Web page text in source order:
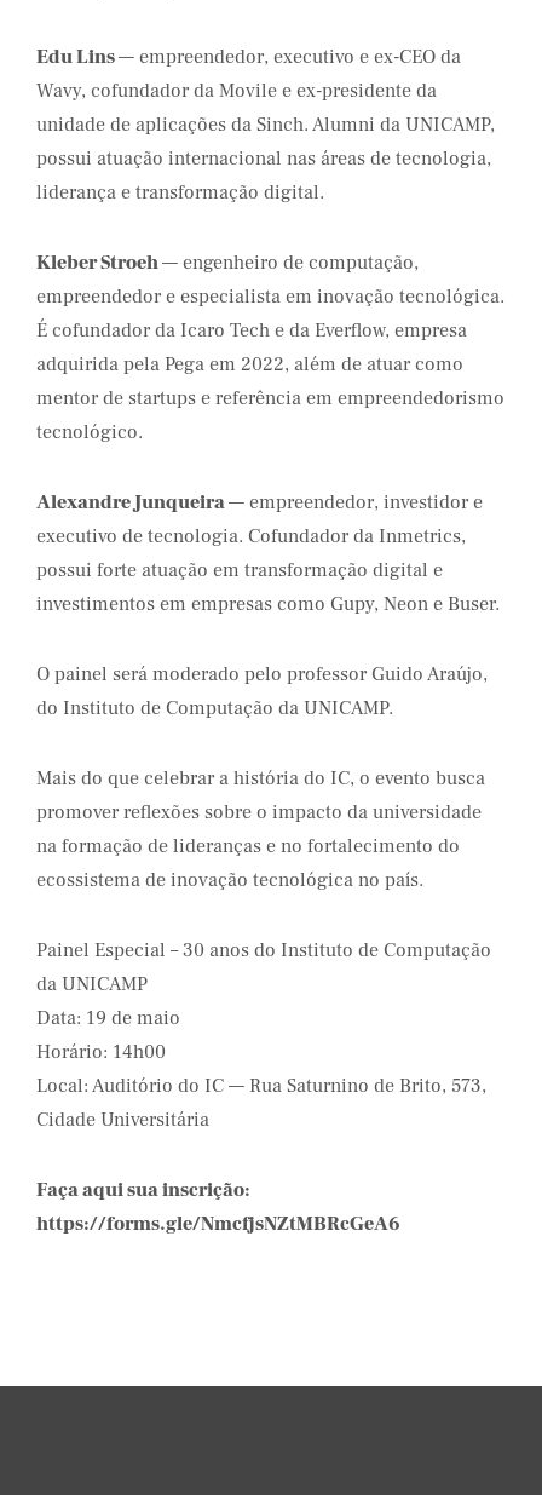
Edu Lins— empreendedor, executivo e ex-CEO da
Wavy, cofundador da Movile e ex-presidente da
unidade de aplicações da Sinch. Alumni da UNICAMP,
possui atuação internacional nas áreas de tecnologia,
liderança e transformação digital.
Kleber Stroeh— engenheiro de computação,
empreendedor e especialista em inovação tecnológica.
É cofundador da Icaro Tech e da Everflow, empresa
adquirida pela Pega em 2022, além de atuar como
mentor de startups e referência em empreendedorismo
tecnológico.
Alexandre Junqueira— empreendedor, investidor e
executivo de tecnologia. Cofundador da Inmetrics,
possui forte atuação em transformação digital e
investimentos em empresas como Gupy, Neon e Buser.
O painel será moderado pelo professor Guido Araújo,
do Instituto de Computação da UNICAMP.
Mais do que celebrar a história do IC, o evento busca
promover reflexões sobre o impacto da universidade
na formação de lideranças e no fortalecimento do
ecossistema de inovação tecnológica no país.
Painel Especial – 30 anos do Instituto de Computação
da UNICAMP
Data: 19 de maio
Horário: 14h00
Local: Auditório do IC — Rua Saturnino de Brito, 573,
Cidade Universitária
Faça aqui sua inscrição:
https://forms.gle/NmcfjsNZtMBRcGeA6